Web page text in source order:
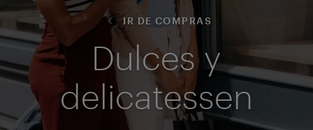
IR DE COMPRAS
Dulces y
delicatessen